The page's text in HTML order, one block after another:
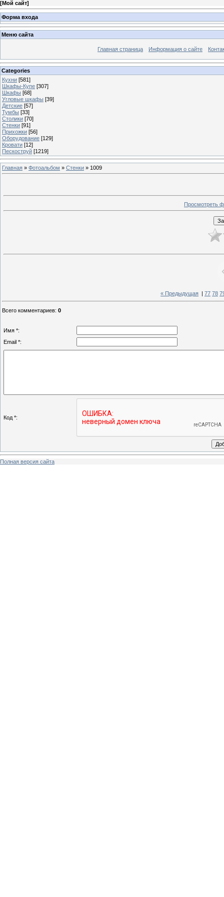
[Мой сайт]
Форма входа
Меню сайта
Главная страница Информация о сайте
Categories
Кухни [581]
Шкафы-Купе [307]
Шкафы [68]
Угловые шкафы [39]
Детские [57]
Тумбы [33]
Столики [70]
Стенки [91]
Прихожки [56]
Оборудование [129]
Кровати [12]
Пескоструй [1219]
Главная » Фотоальбом » Стенки » 1009
Просмотреть
« Предыдущая 77 78
Всего комментариев: 0
Имя *:
Email *:
Код *:
Полная версия сайта